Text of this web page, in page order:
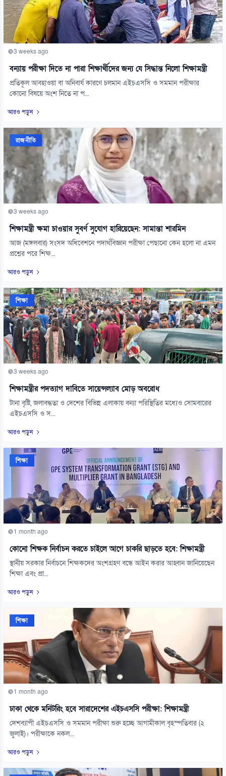
3 weeks ago
বন্যায় পরীক্ষা দিতে না পারা শিক্ষার্থীদের জন্য যে সিদ্ধান্ত নিলো শিক্ষামন্ত্রী
প্রতিকূল আবহাওয়া বা অনিবার্য কারণে চলমান এইচএসসি ও সমমান পরীক্ষার
কোনো বিষয়ে অংশ নিতে না প...
আরও পড়ুন
রাজনীতি
3 weeks ago
শিক্ষামন্ত্রী ক্ষমা চাওয়ার সুবর্ণ সুযোগ হারিয়েছেন: সামান্তা শারমিন
আজ (মঙ্গলবার) সংসদ অধিবেশনে পদার্থবিজ্ঞান পরীক্ষা পেছানো কেন হলো না এমন
প্রশ্নের পরে শিক্ষ...
আরও পড়ুন
শিক্ষা
3 weeks ago
শিক্ষামন্ত্রীর পদত্যাগ দাবিতে সায়েন্সল্যাব মোড় অবরোধ
টানা বৃষ্টি, জলাবদ্ধতা ও দেশের বিভিন্ন এলাকায় বন্যা পরিস্থিতির মধ্যেও সোমবারের
এইচএসসি ও স...
আরও পড়ুন
শিক্ষা
1 month ago
কোনো শিক্ষক নির্বাচন করতে চাইলে আগে চাকরি ছাড়তে হবে: শিক্ষামন্ত্রী
স্থানীয় সরকার নির্বাচনে শিক্ষকদের অংশগ্রহণ বন্ধে আইন করার আহ্বান জানিয়েছেন
শিক্ষা এবং প্রা...
আরও পড়ুন
শিক্ষা
1 month ago
ঢাকা থেকে মনিটরিং হবে সারাদেশের এইচএসসি পরীক্ষা: শিক্ষামন্ত্রী
দেশব্যাপী এইচএসসি ও সমমান পরীক্ষা শুরু হচ্ছে আগামীকাল বৃহস্পতিবার (২
জুলাই)। পরীক্ষাকে নকল...
আরও পড়ুন